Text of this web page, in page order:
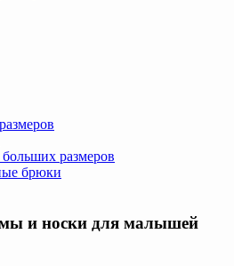
размеров
брюки
и носки для малышей